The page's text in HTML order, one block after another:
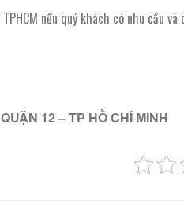
nếu quý khách có nhu cầu
12 – TP HỒ CHÍ MINH